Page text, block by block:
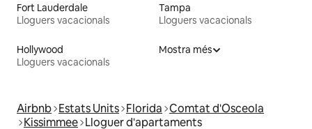
Fort Lauderdale
Lloguers vacacionals
Tampa
Lloguers vacacionals
Hollywood
Lloguers vacacionals
Mostra més
Airbnb Estats Units Florida Comtat d'Osceola
Kissimmee Lloguer d'apartaments